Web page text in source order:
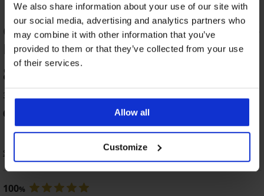
We also share information about your use of our site with
our social media, advertising and analytics partners who
may combine it with other information that you’ve
provided to them or that they’ve collected from your use
of their services.
Allow all
Customize
OCENA PRODUKTU Brazyliany Invisible
Base
80
3 klientów oceniło produkt
66 klientów poleca produkt
Sortowanie
100%